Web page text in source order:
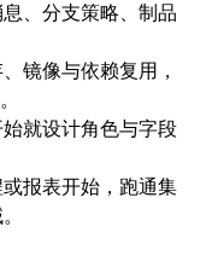
、分支策略、制品
镜像与依赖复用，
就设计角色与字段
或报表开始，跑通集